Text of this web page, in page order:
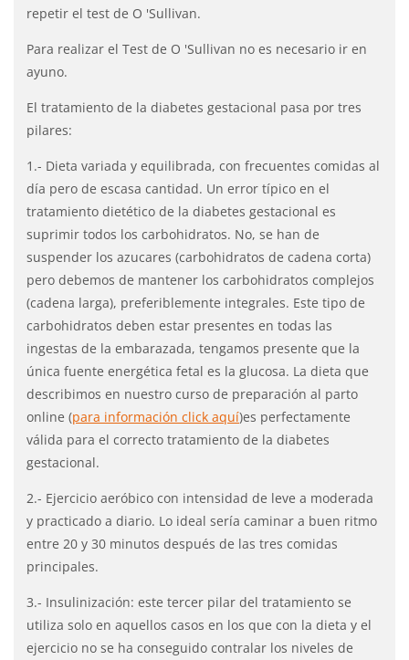
repetir el test de O 'Sullivan.
Para realizar el Test de O 'Sullivan no es necesario ir en
ayuno.
El tratamiento de la diabetes gestacional pasa por tres
pilares:
1.- Dieta variada y equilibrada, con frecuentes comidas al
día pero de escasa cantidad. Un error típico en el
tratamiento dietético de la diabetes gestacional es
suprimir todos los carbohidratos. No, se han de
suspender los azucares (carbohidratos de cadena corta)
pero debemos de mantener los carbohidratos complejos
(cadena larga), preferiblemente integrales. Este tipo de
carbohidratos deben estar presentes en todas las
ingestas de la embarazada, tengamos presente que la
única fuente energética fetal es la glucosa. La dieta que
describimos en nuestro curso de preparación al parto
online (para información click aquí)es perfectamente
válida para el correcto tratamiento de la diabetes
gestacional.
2.- Ejercicio aeróbico con intensidad de leve a moderada
y practicado a diario. Lo ideal sería caminar a buen ritmo
entre 20 y 30 minutos después de las tres comidas
principales.
3.- Insulinización: este tercer pilar del tratamiento se
utiliza solo en aquellos casos en los que con la dieta y el
ejercicio no se ha conseguido contralar los niveles de